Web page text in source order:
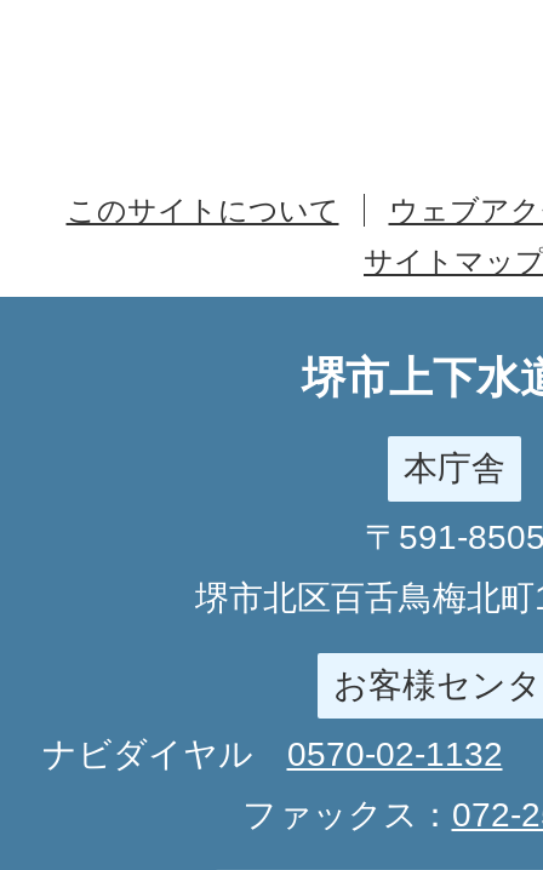
このサイトについて
ウェブア
サイトマッ
堺市上下水
本庁舎
〒591-
堺市北区百舌鳥梅北
お客様セン
ナビダイヤル 0570-02-1132
ファックス： 072-